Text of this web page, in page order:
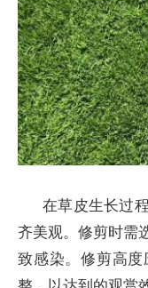
在草皮生长过
齐美观。修剪时需
致感染。修剪高